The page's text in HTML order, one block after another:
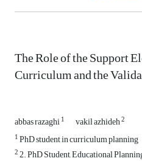
The Role of the Support
Curriculum and the
abbas razaghi1 vakil azhideh2
1PhD student in curriculum planning
22. PhD Student, Educational